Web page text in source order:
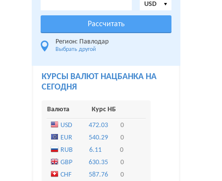
USD
Регион: Павлодар
Выбрать другой
КУРСЫ ВАЛЮТ НАЦБАНКА НА
СЕГОДНЯ
Валюта Курс НБ
USD 472.03
0
EUR
540.29
0
RUB
6.11
0
GBP
630.35
0
CHF
587.76
0